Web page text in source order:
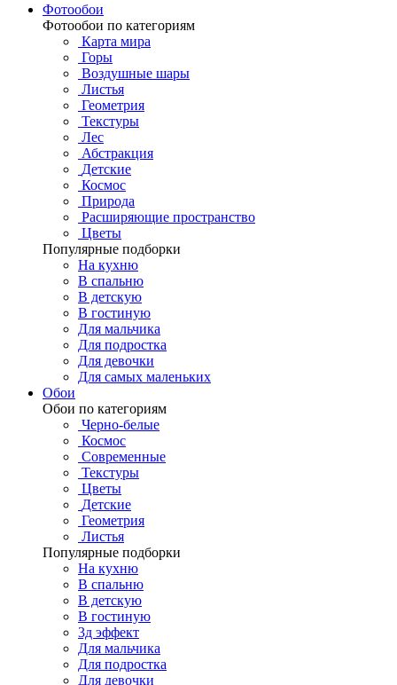
Фотообои
Фотообои по категориям
Карта мира
Горы
Воздушные шары
Листья
Геометрия
Текстуры
Лес
Абстракция
Детские
Космос
Природа
Расширяющие пространство
Цветы
Популярные подборки
На кухню
В спальню
В детскую
В гостиную
Для мальчика
Для подростка
Для девочки
Для самых маленьких
Обои
Обои по категориям
Черно-белые
Космос
Современные
Текстуры
Цветы
Детские
Геометрия
Листья
Популярные подборки
На кухню
В спальню
В детскую
В гостиную
3д эффект
Для мальчика
Для подростка
Для девочки